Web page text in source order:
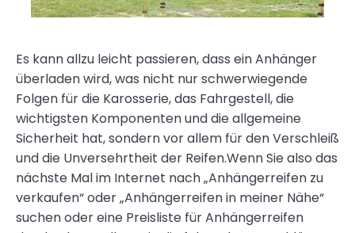
Es kann allzu leicht passieren, dass ein Anhänger
überladen wird, was nicht nur schwerwiegende
Folgen für die Karosserie, das Fahrgestell, die
wichtigsten Komponenten und die allgemeine
Sicherheit hat, sondern vor allem für den Verschleiß
und die Unversehrtheit der Reifen.Wenn Sie also das
nächste Mal im Internet nach „Anhängerreifen zu
verkaufen“ oder „Anhängerreifen in meiner Nähe“
suchen oder eine Preisliste für Anhängerreifen